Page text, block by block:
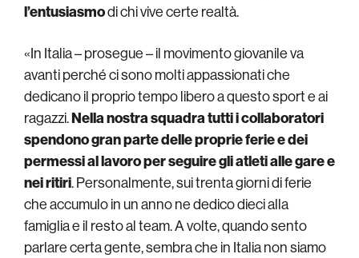
l’entusiasmodi chi vive certe realtà.
«In Italia – prosegue – il movimento giovanile va
avanti perché ci sono molti appassionati che
dedicano il proprio tempo libero a questo sport e ai
ragazzi.Nella nostra squadra tutti i collaboratori
spendono gran parte delle proprie ferie e dei
permessi al lavoro per seguire gli atleti alle gare e
nei ritiri. Personalmente, sui trenta giorni di ferie
che accumulo in un anno ne dedico dieci alla
famiglia e il resto al team. A volte, quando sento
parlare certa gente, sembra che in Italia non siamo